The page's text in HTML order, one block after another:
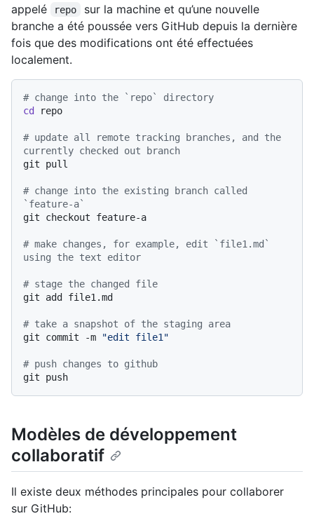
appelé
repo
sur la machine et qu’une nouvelle
branche a été poussée vers GitHub depuis la dernière
fois que des modifications ont été effectuées
localement.
# change into the `repo` directory
cd
repo
# update all remote tracking branches, and the
currently checked out branch
git pull
# change into the existing branch called
`feature-a`
git checkout feature-a
# make changes, for example, edit `file1.md`
using the text editor
# stage the changed file
git add file1.md
# take a snapshot of the staging area
git commit -m
"edit file1"
# push changes to github
Modèles de développement
collaboratif
Il existe deux méthodes principales pour collaborer
sur GitHub: